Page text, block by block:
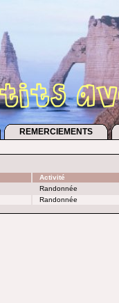
REMERCIEMENTS
Activité
Randonnée
Randonnée